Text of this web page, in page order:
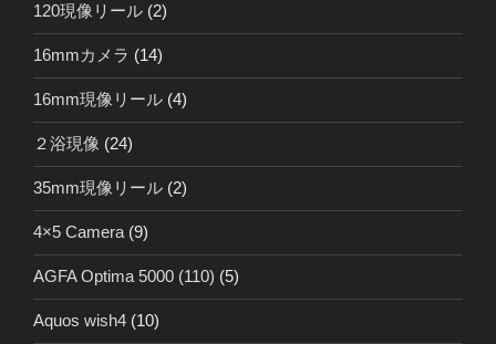
120現像リール (2)
16mmカメラ (14)
16mm現像リール (4)
２浴現像 (24)
35mm現像リール (2)
4×5 Camera(9)
AGFA Optima 5000 (110) (5)
Aquos wish4 (10)